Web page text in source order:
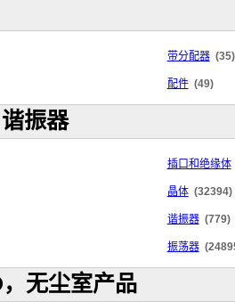
带分配器 (35)
配件 (49)
振器
插口和绝缘体
晶体 (32394)
谐振器 (779)
振荡器
无尘室产品